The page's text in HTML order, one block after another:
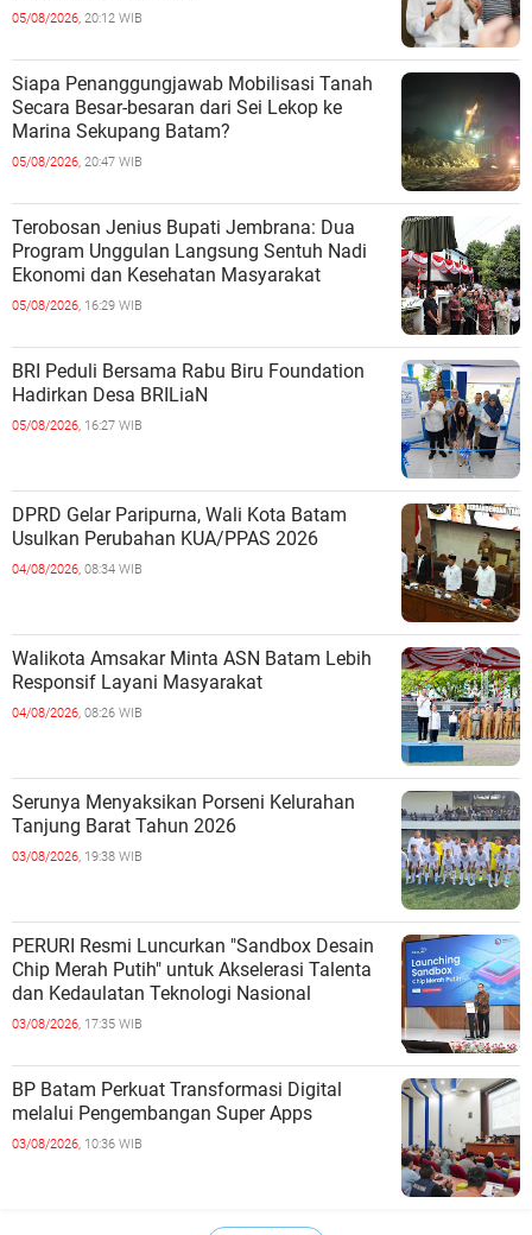
05/08/2026, 20:12 WIB
Siapa Penanggungjawab Mobilisasi Tanah
Secara Besar-besaran dari Sei Lekop ke
Marina Sekupang Batam?
05/08/2026, 20:47 WIB
Terobosan Jenius Bupati Jembrana: Dua
Program Unggulan Langsung Sentuh Nadi
Ekonomi dan Kesehatan Masyarakat
05/08/2026, 16:29 WIB
BRI Peduli Bersama Rabu Biru Foundation
Hadirkan Desa BRILiaN
05/08/2026, 16:27 WIB
DPRD Gelar Paripurna, Wali Kota Batam
Usulkan Perubahan KUA/PPAS 2026
04/08/2026, 08:34 WIB
Walikota Amsakar Minta ASN Batam Lebih
Responsif Layani Masyarakat
04/08/2026, 08:26 WIB
Serunya Menyaksikan Porseni Kelurahan
Tanjung Barat Tahun 2026
03/08/2026, 19:38 WIB
PERURI Resmi Luncurkan "Sandbox Desain
Chip Merah Putih" untuk Akselerasi Talenta
dan Kedaulatan Teknologi Nasional
03/08/2026, 17:35 WIB
BP Batam Perkuat Transformasi Digital
melalui Pengembangan Super Apps
03/08/2026, 10:36 WIB